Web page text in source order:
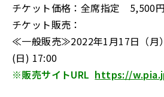
チケット価格：全席指定 5,500円
チケット販売：
≪一般販売≫2022年1月17日（月
(日) 17:00
※販売サイトURL https://